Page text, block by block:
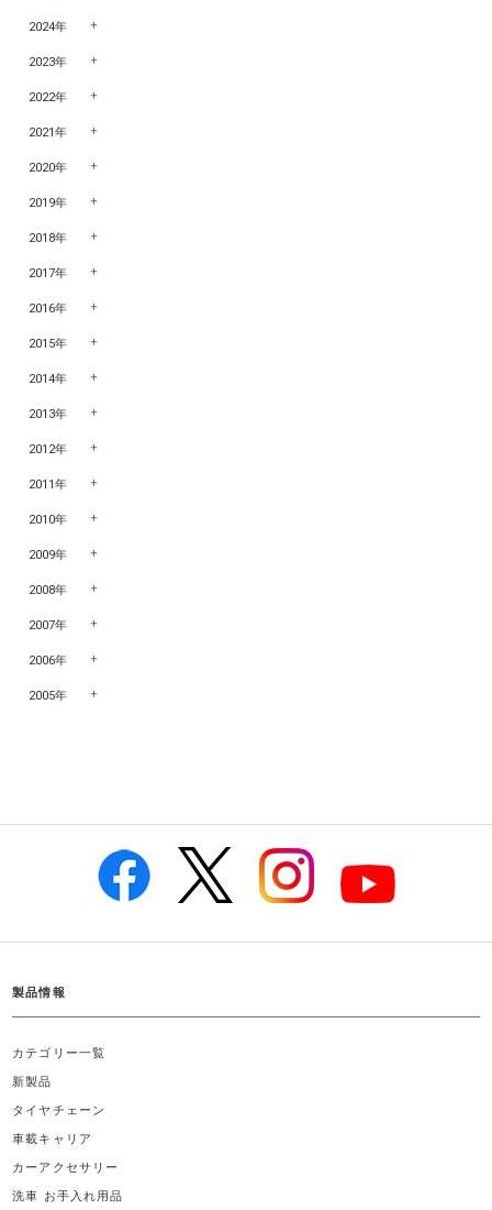
2024年
2023年
2022年
2021年
2020年
2019年
2018年
2017年
2016年
2015年
2014年
2013年
2012年
2011年
2010年
2009年
2008年
2007年
2006年
2005年
製品情報
カテゴリー一覧
新製品
タイヤチェーン
車載キャリア
カーアクセサリー
洗車 お手入れ用品